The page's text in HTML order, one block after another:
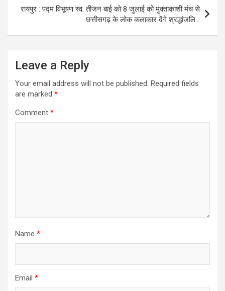
रायपुर : पद्म विभूषण स्व. तीजन बाई को 8 जुलाई को मुक्ताकाशी मंच से
छत्तीसगढ़ के लोक कलाकार देंगे श्रद्धांजलि…
Leave a Reply
Your email address will not be published. Required fields
are marked *
Comment *
Name *
Email *